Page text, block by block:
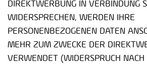
DIREKTWERBUNG IN VERBINDUNG
WIDERSPRECHEN, WERDEN IHRE
PERSONENBEZOGENEN DATEN
MEHR ZUM ZWECKE DER
VERWENDET (WIDERSPRUCH